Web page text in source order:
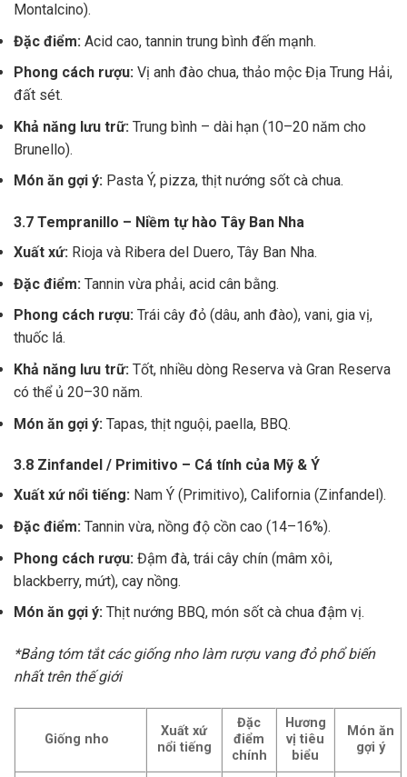
Montalcino).
Đặc điểm: Acid cao, tannin trung bình đến mạnh.
Phong cách rượu: Vị anh đào chua, thảo mộc Địa Trung Hải,
đất sét.
Khả năng lưu trữ: Trung bình – dài hạn (10–20 năm cho
Brunello).
Món ăn gợi ý: Pasta Ý, pizza, thịt nướng sốt cà chua.
3.7 Tempranillo – Niềm tự hào Tây Ban Nha
Xuất xứ: Rioja và Ribera del Duero, Tây Ban Nha.
Đặc điểm: Tannin vừa phải, acid cân bằng.
Phong cách rượu: Trái cây đỏ (dâu, anh đào), vani, gia vị,
thuốc lá.
Khả năng lưu trữ: Tốt, nhiều dòng Reserva và Gran Reserva
có thể ủ 20–30 năm.
Món ăn gợi ý: Tapas, thịt nguội, paella, BBQ.
3.8 Zinfandel / Primitivo – Cá tính của Mỹ & Ý
Xuất xứ nổi tiếng: Nam Ý (Primitivo), California (Zinfandel).
Đặc điểm: Tannin vừa, nồng độ cồn cao (14–16%).
Phong cách rượu: Đậm đà, trái cây chín (mâm xôi,
blackberry, mứt), cay nồng.
Món ăn gợi ý: Thịt nướng BBQ, món sốt cà chua đậm vị.
*Bảng tóm tắt các giống nho làm rượu vang đỏ phổ biến
nhất trên thế giới
Giống nho
Xuất xứ
nổi tiếng
Đặc
điểm
chính
Hương
vị tiêu
biểu
Món ăn
gợi ý